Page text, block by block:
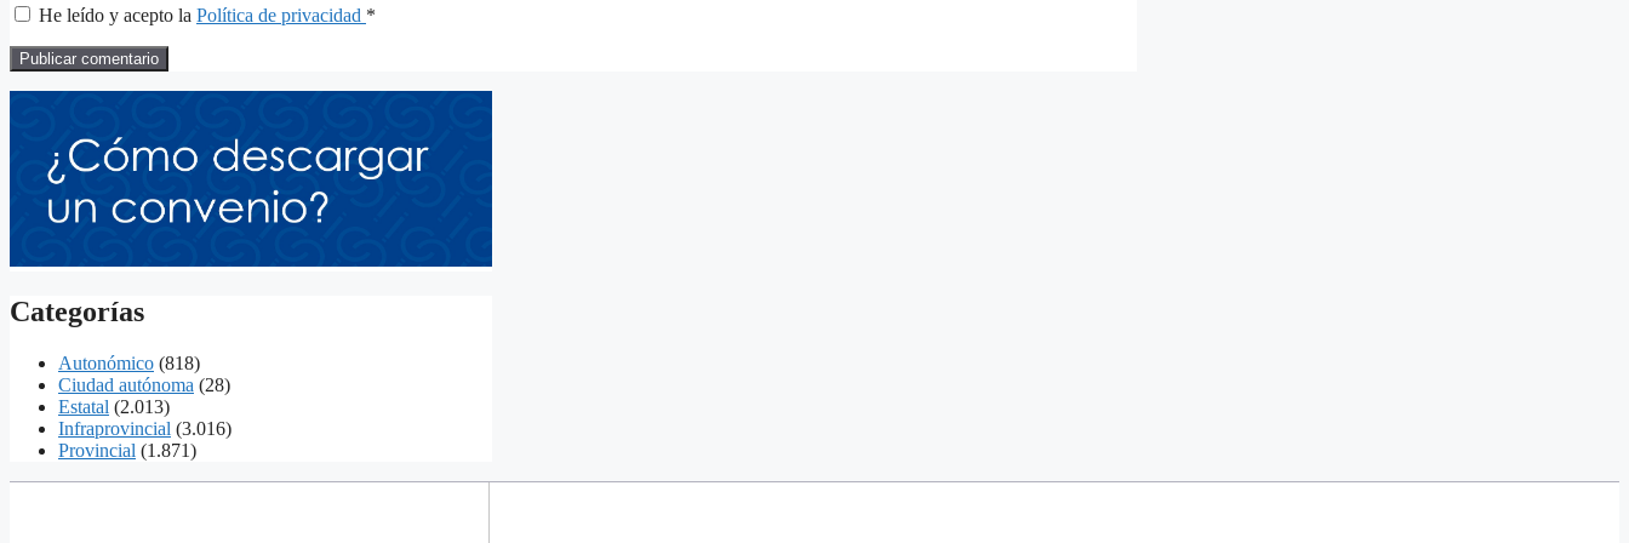
He leído y acepto la Política de privacidad *
Categorías
Autonómico (818)
Ciudad autónoma (28)
Estatal (2.013)
Infraprovincial (3.016)
Provincial (1.871)